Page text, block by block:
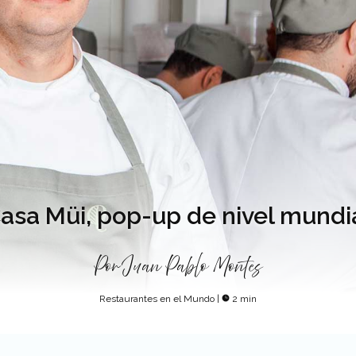
Müi, pop-up de nivel
PorJuan Pablo Montes
Restaurantes en el Mundo 2 min